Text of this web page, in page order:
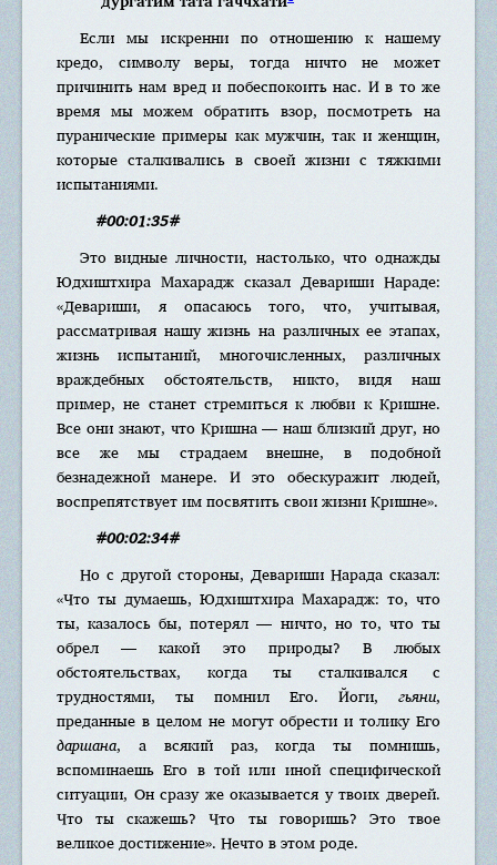
Если мы искренни по отношению к нашему
кредо, символу веры, тогда ничто не может
причинить нам вред и побеспокоить нас. И в то же
время мы можем обратить взор, посмотреть на
пуранические примеры как мужчин, так и женщин,
которые сталкивались в своей жизни с тяжкими
испытаниями.
#00:01:35#
Это видные личности, настолько, что однажды
Юдхиштхира Махарадж сказал Девариши Нараде:
«Девариши, я опасаюсь того, что, учитывая,
рассматривая нашу жизнь на различных ее этапах,
жизнь испытаний, многочисленных, различных
враждебных обстоятельств, никто, видя наш
пример, не станет стремиться к любви к Кришне.
Все они знают, что Кришна — наш близкий друг, но
все же мы страдаем внешне, в подобной
безнадежной манере. И это обескуражит людей,
воспрепятствует им посвятить свои жизни Кришне».
#00:02:34#
Но с другой стороны, Девариши Нарада сказал:
«Что ты думаешь, Юдхиштхира Махарадж: то, что
ты, казалось бы, потерял — ничто, но то, что ты
обрел — какой это природы? В любых
обстоятельствах, когда ты сталкивался с
трудностями, ты помнил Его. Йоги, гьяни,
преданные в целом не могут обрести и толику Его
даршана, а всякий раз, когда ты помнишь,
вспоминаешь Его в той или иной специфической
ситуации, Он сразу же оказывается у твоих дверей.
Что ты скажешь? Что ты говоришь? Это твое
великое достижение». Нечто в этом роде.